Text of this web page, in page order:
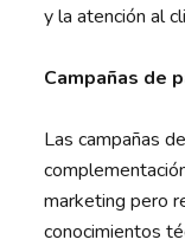
y la atención al
Campañas de
Las campañas
marketing pero
conocimientos